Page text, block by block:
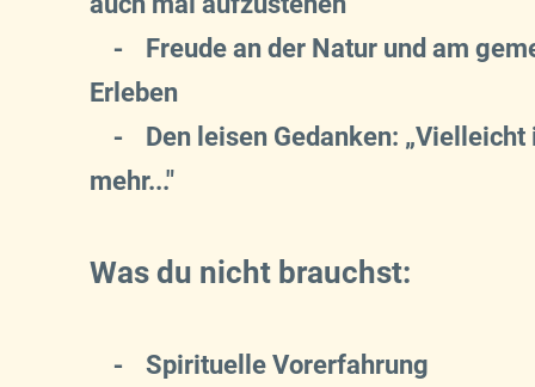
⁃
Freude an der Natur und am
Erleben
⁃
Den leisen Gedanken: „Vielleicht
mehr..."
Was du nicht brauchst:
⁃ Spirituelle Vorerfahrung